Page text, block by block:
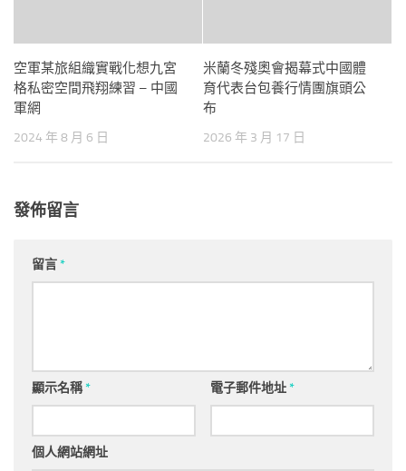
空軍某旅組織實戰化想九宮
格私密空間飛翔練習 – 中國
軍網
2024 年 8 月 6 日
米蘭冬殘奧會揭幕式中國體
育代表台包養行情團旗頭公
布
2026 年 3 月 17 日
發佈留言
留言*
顯示名稱* 電子郵件地址*
個人網站網址